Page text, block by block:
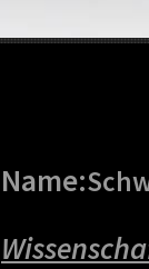
Name: